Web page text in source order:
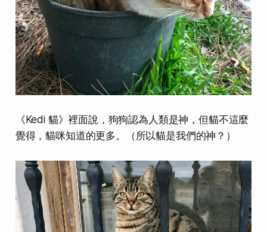
《Kedi 貓》裡面說，狗狗認為人類是神，但貓不這麼
覺得，貓咪知道的更多。（所以貓是我們的神？）